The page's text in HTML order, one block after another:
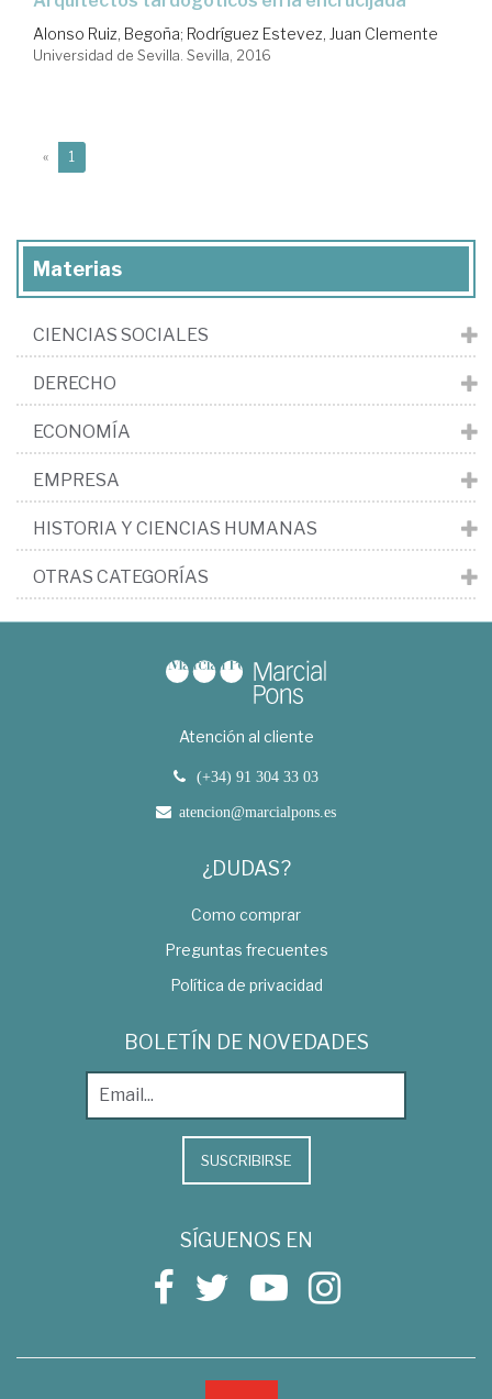
Alonso Ruiz, Begoña; Rodríguez Estevez, Juan Clemente
Universidad de Sevilla. Sevilla, 2016
« 1
Materias
CIENCIAS SOCIALES
DERECHO
ECONOMÍA
EMPRESA
HISTORIA Y CIENCIAS HUMANAS
OTRAS CATEGORÍAS
Atención al cliente
(+34) 91 304 33 03
atencion@marcialpons.es
¿DUDAS?
Como comprar
Preguntas frecuentes
Política de privacidad
BOLETÍN DE NOVEDADES
SUSCRIBIRSE
SÍGUENOS EN